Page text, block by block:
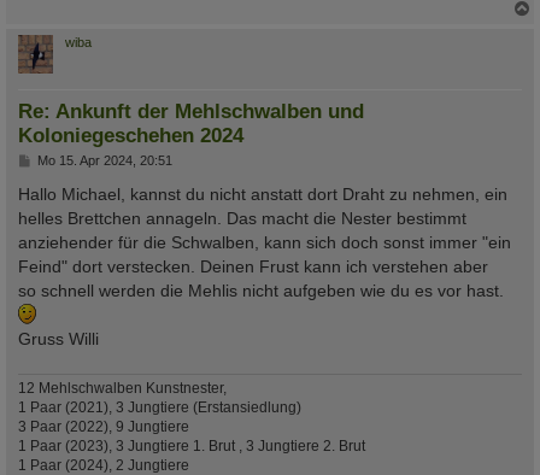
wiba
Re: Ankunft der Mehlschwalben und
Koloniegeschehen 2024
B
i
r
a
g
Mo 15. Apr 2024, 20:51
Hallo Michael, kannst du nicht anstatt dort Draht zu nehmen, ein
helles Brettchen annageln. Das macht die Nester bestimmt
anziehender für die Schwalben, kann sich doch sonst immer "ein
Feind" dort verstecken. Deinen Frust kann ich verstehen aber
so schnell werden die Mehlis nicht aufgeben wie du es vor hast.
Gruss Willi
12 Mehlschwalben Kunstnester,
1 Paar (2021), 3 Jungtiere (Erstansiedlung)
3 Paar (2022), 9 Jungtiere
1 Paar (2023), 3 Jungtiere 1. Brut , 3 Jungtiere 2. Brut
1 Paar (2024), 2 Jungtiere